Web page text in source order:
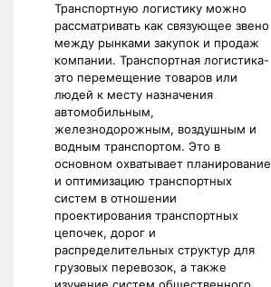
Транспортную логистику можно
рассматривать как связующее звено
между рынками закупок и продаж
компании. Транспортная логистика-
это перемещение товаров или
людей к месту назначения
автомобильным,
железнодорожным, воздушным и
водным транспортом. Это в
основном охватывает планирование
и оптимизацию транспортных
систем в отношении
проектирования транспортных
цепочек, дорог и
распределительных структур для
грузовых перевозок, а также